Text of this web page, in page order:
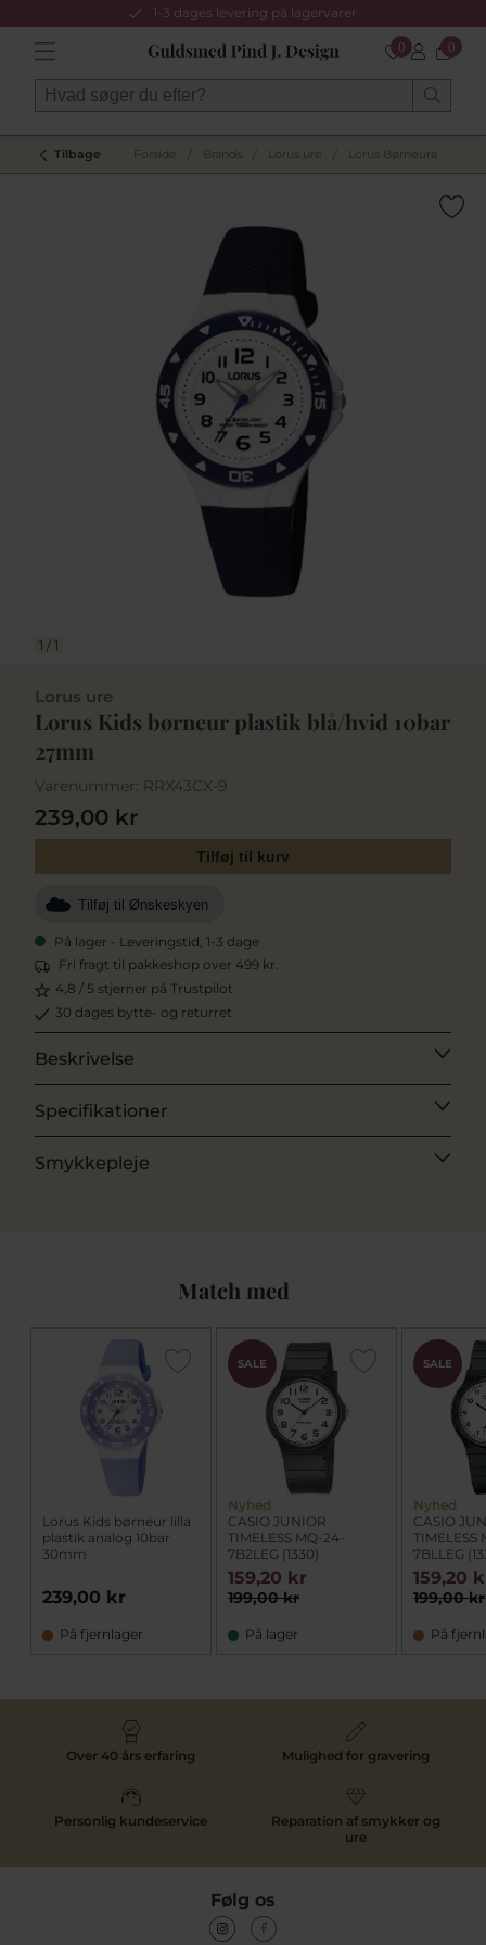
1-3 dages levering på lagervarer
0 0
Tilbage Forside Brands Lorus ure Lorus Børneure
1 / 1
Lorus ure
Lorus Kids børneur plastik blå/hvid 10bar
27mm
Varenummer: RRX43CX-9
239,00 kr
Tilføj til kurv
Tilføj til Ønskeskyen
På lager - Leveringstid, 1-3 dage
Fri fragt til pakkeshop over 499 kr.
4,8 / 5 stjerner på Trustpilot
30 dages bytte- og returret
Beskrivelse
Specifikationer
Smykkepleje
Match med
Lorus Kids børneur lilla
plastik analog 10bar
30mm
239,00 kr
På fjernlager
SALE
Nyhed
CASIO JUNIOR
TIMELESS MQ-24-
7B2LEG (1330)
199,00 kr
159,20 kr
På lager
SALE
Nyhed
CASIO
TIMELESS
7BLLEG
199,00 kr
159,20
På
Over 40 års erfaring Mulighed for gravering
Personlig kundeservice
Reparation af smykker og
ure
Følg os